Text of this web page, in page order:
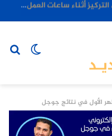
أفضل أنواع الأطعمة التي تساعدك على التركيز أثناء ساعات العمل الطويلة
الوضع
الأول في نتائج جوجل